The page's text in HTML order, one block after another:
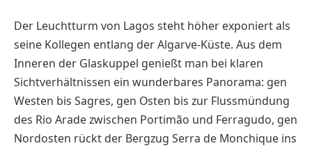
Der Leuchtturm von Lagos steht höher exponiert als
seine Kollegen entlang der Algarve-Küste. Aus dem
Inneren der Glaskuppel genießt man bei klaren
Sichtverhältnissen ein wunderbares Panorama: gen
Westen bis Sagres, gen Osten bis zur Flussmündung
des Rio Arade zwischen Portimão und Ferragudo, gen
Nordosten rückt der Bergzug Serra de Monchique ins